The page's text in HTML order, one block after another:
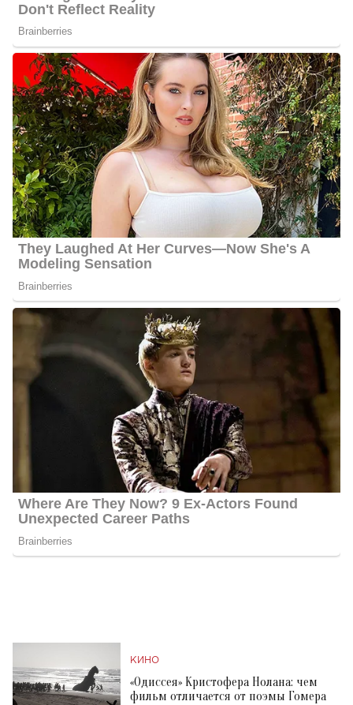
КИНО
«Одиссея» Кристофера Нолана: чем
фильм отличается от поэмы Гомера